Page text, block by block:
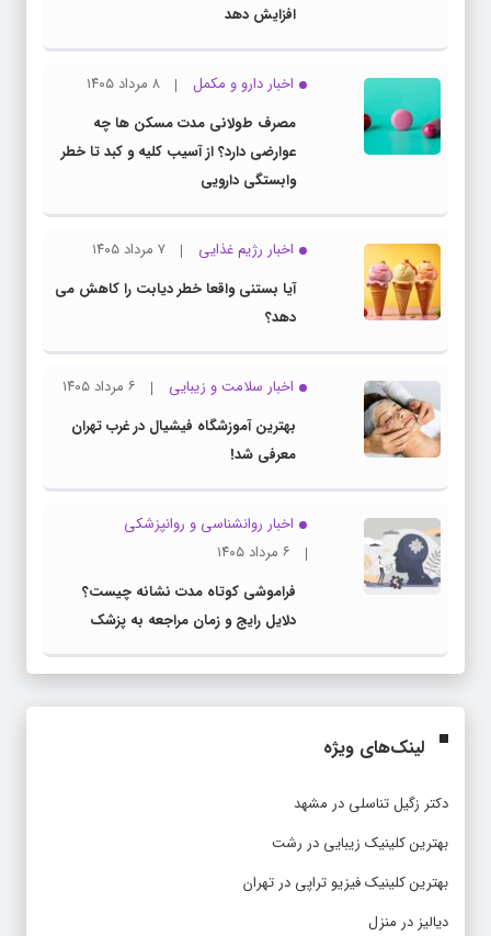
افزایش دهد
اخبار دارو و مکمل
۸ مرداد ۱۴۰۵
مصرف طولانی مدت مسکن ها چه
عوارضی دارد؟ از آسیب کلیه و کبد تا خطر
وابستگی دارویی
اخبار رژیم غذایی
۷ مرداد ۱۴۰۵
آیا بستنی واقعا خطر دیابت را کاهش می
دهد؟
اخبار سلامت و زیبایی
۶ مرداد ۱۴۰۵
بهترین آموزشگاه فیشیال در غرب تهران
معرفی شد!
اخبار روانشناسی و روانپزشكی
۶ مرداد ۱۴۰۵
فراموشی کوتاه مدت نشانه چیست؟
دلایل رایج و زمان مراجعه به پزشک
لینک‌های ویژه
دکتر زگیل تناسلی در مشهد
بهترین کلینیک زیبایی در رشت
بهترین کلینیک فیزیو تراپی در تهران
دیالیز در منزل